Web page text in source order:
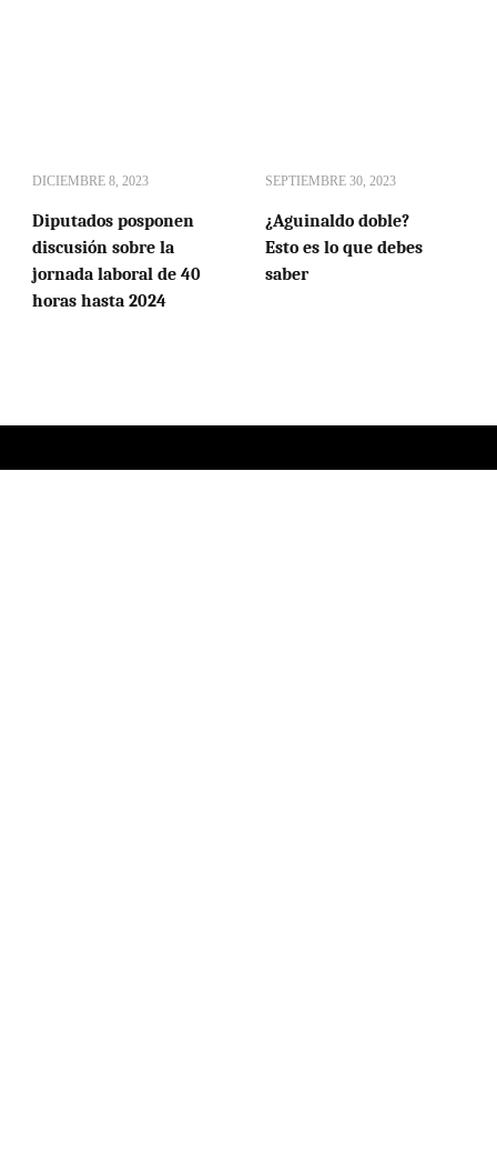
DICIEMBRE 8, 2023
Diputados posponen
discusión sobre la
jornada laboral de 40
horas hasta 2024
SEPTIEMBRE 30, 2023
¿Aguinaldo doble?
Esto es lo que debes
saber